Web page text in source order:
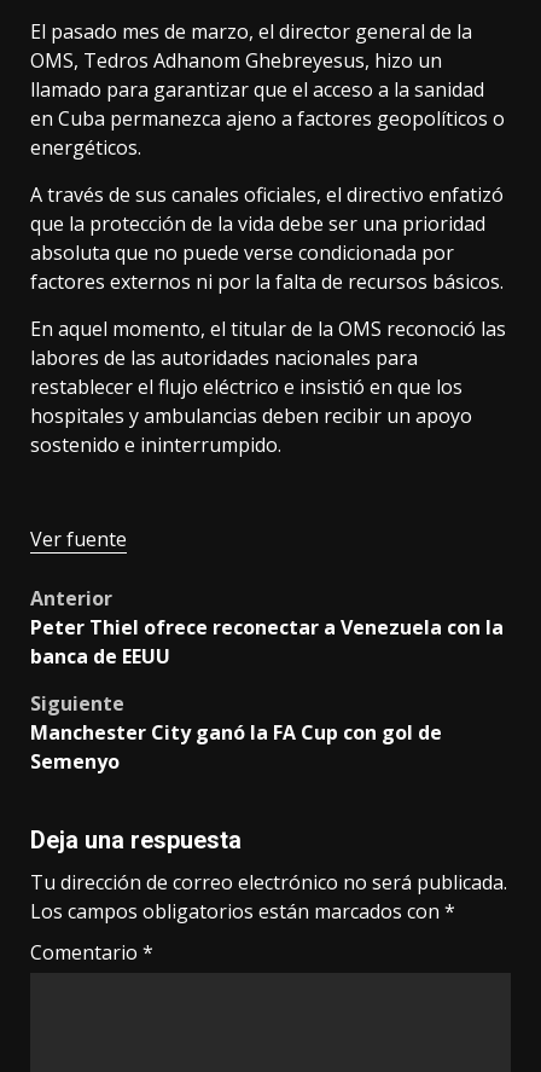
El pasado mes de marzo, el director general de la
OMS, Tedros Adhanom Ghebreyesus, hizo un
llamado para garantizar que el acceso a la sanidad
en Cuba permanezca ajeno a factores geopolíticos o
energéticos.
A través de sus canales oficiales, el directivo enfatizó
que la protección de la vida debe ser una prioridad
absoluta que no puede verse condicionada por
factores externos ni por la falta de recursos básicos.
En aquel momento, el titular de la OMS reconoció las
labores de las autoridades nacionales para
restablecer el flujo eléctrico e insistió en que los
hospitales y ambulancias deben recibir un apoyo
sostenido e ininterrumpido.
Ver fuente
Post
navigation
Anterior
Peter Thiel ofrece reconectar a Venezuela con la
banca de EEUU
Siguiente
Manchester City ganó la FA Cup con gol de
Semenyo
Deja una respuesta
Tu dirección de correo electrónico no será publicada.
Los campos obligatorios están marcados con *
Comentario *